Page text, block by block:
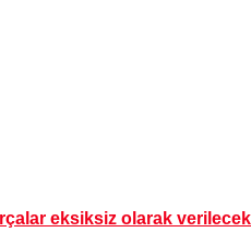
eksiksiz olarak